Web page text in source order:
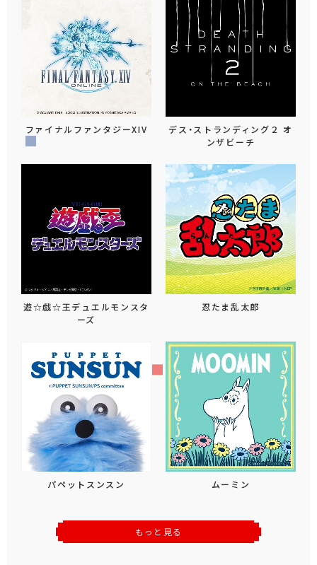
ファイナルファンタジーXIV
デス・ストランディング２ オ
ンザビーチ
遊☆戯☆王デュエルモンスタ
ーズ
忍たま乱太郎
パペットスンスン ムーミン
もっと見る